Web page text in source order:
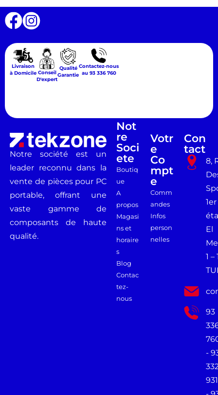
Livraison
à Domicile Conseil
D'expert
Qualité
Garantie
Contactez-nous
au 93 336 760
Notre société est un
leader reconnu dans la
vente de pièces pour PC
portable, offrant une
vaste gamme de
composants de haute
qualité.
Not
Re
Soci
Ete
Boutiq
ue
A
propos
Magasi
ns et
horaire
s
Blog
Contac
tez-
nous
Votr
E
Co
Mpt
E
Comm
andes
Infos
person
nelles
Con
Tact
8,
1er
El
1 –
93
-
931